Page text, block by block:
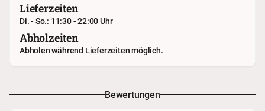
Lieferzeiten
Di. - So.: 11:30 - 22:00 Uhr
Abholzeiten
Abholen während Lieferzeiten möglich.
Bewertungen